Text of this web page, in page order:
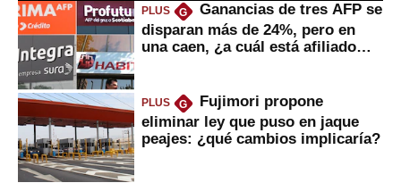
PLUS G
Ganancias de tres AFP se
disparan más de 24%, pero en
una caen, ¿a cuál está afiliado
PLUS G
Fujimori propone
eliminar ley que puso en jaque
peajes: ¿qué cambios implicaría?